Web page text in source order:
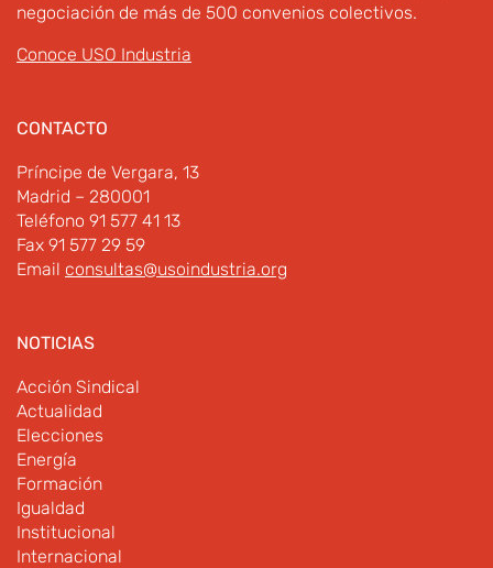
negociación de más de 500 convenios colectivos.
Conoce USO Industria
CONTACTO
Príncipe de Vergara, 13
Madrid – 280001
Teléfono 91 577 41 13
Fax 91 577 29 59
Email consultas@usoindustria.org
NOTICIAS
Acción Sindical
Actualidad
Elecciones
Energía
Formación
Igualdad
Institucional
Internacional